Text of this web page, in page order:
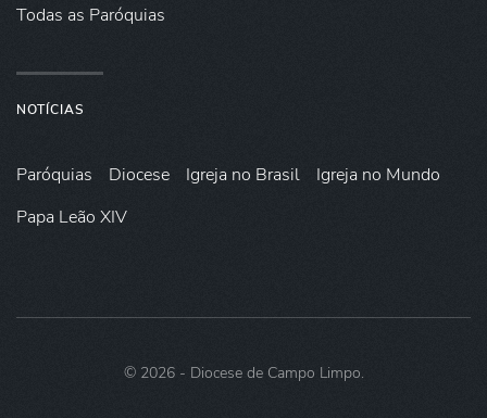
Todas as Paróquias
NOTÍCIAS
Paróquias Diocese Igreja no Brasil
Igreja no Mundo
Papa Leão XIV
© 2026- Diocese de Campo Limpo.